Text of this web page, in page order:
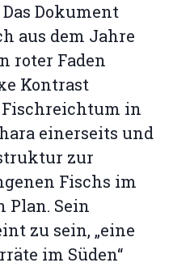
Dokument
aus dem Jahre
roter Faden
Kontrast
in
einerseits und
zur
Fischs im
Plan. Sein
zu sein, „eine
im Süden“